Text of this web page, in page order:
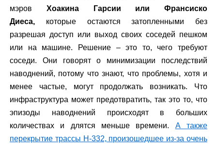
мэров Хоакина Гарсии или Франсиско
Диеса, которые остаются затопленными без
разрешая доступ или выход своих соседей пешком
или на машине. Решение – это то, чего требуют
соседи. Они говорят о минимизации последствий
наводнений, потому что знают, что проблемы, хотя и
менее частые, могут продолжать возникать. Что
инфраструктура может предотвратить, так это то, что
эпизоды наводнений происходят в больших
количествах и длятся меньше времени. А также
перекрытие трассы Н-332, произошедшее из-за очень